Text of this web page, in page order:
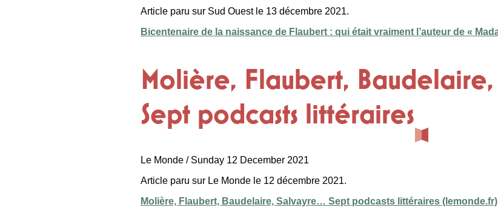
Article paru sur Sud Ouest le 13 décembre 2021.
Bicentenaire de la naissance de Flaubert : qui était vraiment l’auteur de «
Molière, Flaubert,
Sept podcasts littéraires
Le Monde / Sunday 12 December 2021
Article paru sur Le Monde le 12 décembre 2021.
Molière, Flaubert, Baudelaire, Salvayre… Sept podcasts littéraires (lemonde.fr)